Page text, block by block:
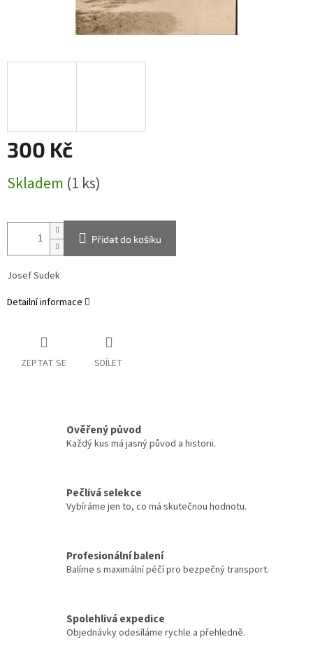
300 Kč
cena:
Skladem (1 ks)
Přidat do košíku
Josef Sudek
Detailní informace
ZEPTAT SE SDÍLET
Ověřený původ
Každý kus má jasný původ a historii.
Pečlivá selekce
Vybíráme jen to, co má skutečnou hodnotu.
Profesionální balení
Balíme s maximální péčí pro bezpečný transport.
Spolehlivá expedice
Objednávky odesíláme rychle a přehledně.